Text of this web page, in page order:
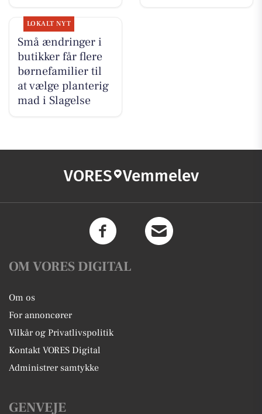
LOKALT NYT
Små ændringer i
butikker får flere
børnefamilier til
at vælge planterig
mad i Slagelse
VORES Vemmelev
OM VORES DIGITAL
Om os
For annoncører
Vilkår og Privatlivspolitik
Kontakt VORES Digital
Administrer samtykke
GENVEJE